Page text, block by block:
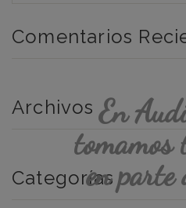
Comentarios
Archivos
Categorías
En
tomamos
en parte